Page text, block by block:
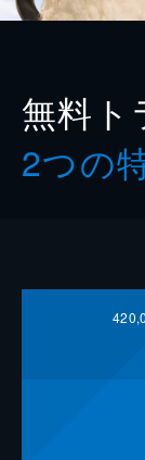
無料ト
2つの